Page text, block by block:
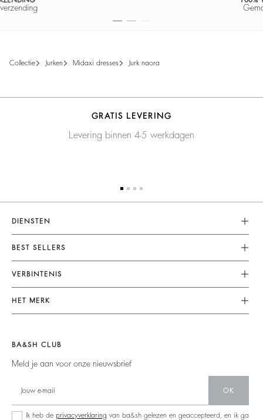
collectie jurken midaxi dresses jurk naora
GRATIS LEVERING
Levering binnen 4-5 werkdagen
DIENSTEN
Klantenservice
FAQ
Terugzenden En Terugbetaling
Algemene Voorwaarden
Juridische Kennisgeving
BEST SELLERS
Jurken
Combinaties
Tops & Blousen
Truien & Vesten
VERBINTENIS
Ons Engagement
Planeet
Circulariteit
Gemeenschap
Duurzame Collectie
HET MERK
Barbara & Sharon
Nieuwe Collectie
BA&SH CLUB
Meld je aan voor onze nieuwsbrief
OK
Ik heb de privacyverklaring van ba&sh gelezen en geaccepteerd, en ik ga